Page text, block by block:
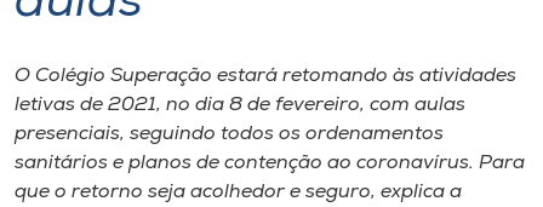
Portal de Ensino
A
O Colégio Superação estará retomando às atividades
letivas de 2021, no dia 8 de fevereiro, com aulas
presenciais, seguindo todos os ordenamentos
sanitários e planos de contenção ao coronavírus. Para
que o retorno seja acolhedor e seguro, explica a